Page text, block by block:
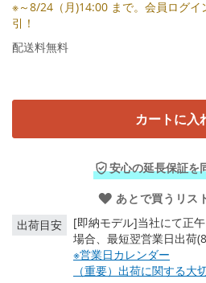
ー
の
初
動
る
※～8/24（月)14:00 まで。会員ログ
引！
配送料無料
カートに入
安心の延長保証を
あとで買うリス
出荷目安
[即納モデル]当社にて正
場合、最短翌営業日出荷
※営業日カレンダー
（重要）出荷に関する大